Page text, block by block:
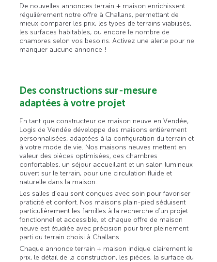
De nouvelles annonces terrain + maison enrichissent
régulièrement notre offre à Challans, permettant de
mieux comparer les prix, les types de terrains viabilisés,
les surfaces habitables, ou encore le nombre de
chambres selon vos besoins. Activez une alerte pour ne
manquer aucune annonce !
Des constructions sur-mesure
adaptées à votre projet
En tant que constructeur de maison neuve en Vendée,
Logis de Vendée développe des maisons entièrement
personnalisées, adaptées à la configuration du terrain et
à votre mode de vie. Nos maisons neuves mettent en
valeur des pièces optimisées, des chambres
confortables, un séjour accueillant et un salon lumineux
ouvert sur le terrain, pour une circulation fluide et
naturelle dans la maison.
Les salles d’eau sont conçues avec soin pour favoriser
praticité et confort. Nos maisons plain-pied séduisent
particulièrement les familles à la recherche d’un projet
fonctionnel et accessible, et chaque offre de maison
neuve est étudiée avec précision pour tirer pleinement
parti du terrain choisi à Challans.
Chaque annonce terrain + maison indique clairement le
prix, le détail de la construction, les pièces, la surface du